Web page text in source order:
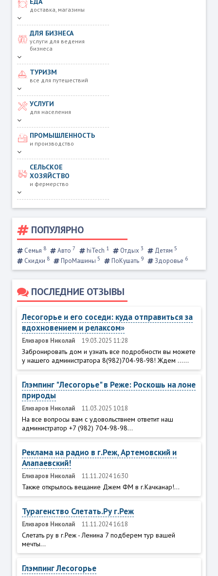
доставка, магазины
ДЛЯ БИЗНЕСА
услуги для ведения
бизнеса
ТУРИЗМ
все для путешествий
УСЛУГИ
для населения
ПРОМЫШЛЕННОСТЬ
и производство
СЕЛЬСКОЕ
ХОЗЯЙСТВО
и фермерство
ПОПУЛЯРНО
Семья 8 Авто 7 hiTech 1 Отдых 3 Детям 5
Скидки 8 ПроМашины 5 ПоКушать 9 Здоровье 6
ПОСЛЕДНИЕ ОТЗЫВЫ
Лесогорье и его соседи: куда отправиться за
вдохновением и релаксом»
Елизаров Николай 19.03.2025 11:28
Забронировать дом и узнать все подробности вы можете
у нашего администратора 8(982)704-98-98! Ждем ......
Глэмпинг "Лесогорье" в Реже: Роскошь на лоне
природы
Елизаров Николай 11.03.2025 10:18
На все вопросы вам с удовольствием ответит наш
администратор +7 (982) 704-98-98...
Реклама на радио в г.Реж, Артемовский и
Алапаевский!
Елизаров Николай 11.11.2024 16:30
Также открылось вещание Джем ФМ в г.Качканар!...
Турагенство Слетать.Ру г.Реж
Елизаров Николай 11.11.2024 16:18
Слетать ру в г.Реж - Ленина 7 подберем тур вашей
мечты...
Глэмпинг Лесогорье